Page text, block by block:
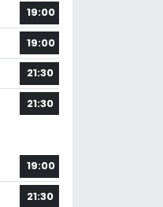
19:00
19:00
21:30
21:30
19:00
21:30